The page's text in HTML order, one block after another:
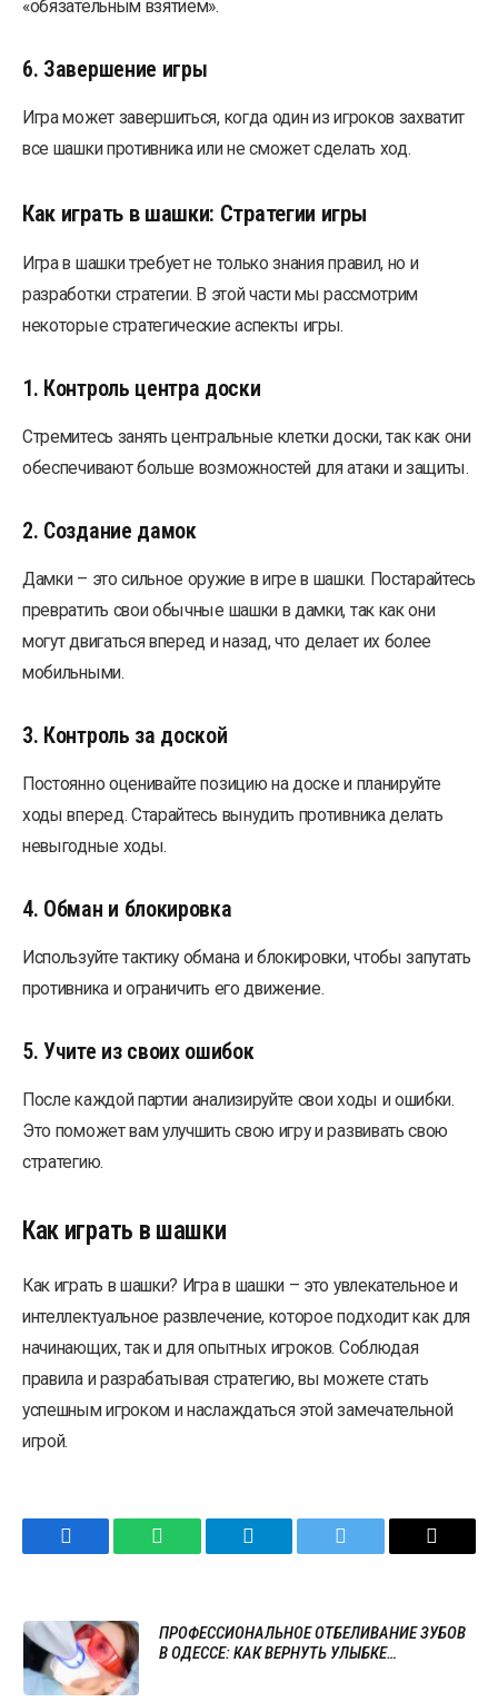
«обязательным взятием».
6. Завершение игры
Игра может завершиться, когда один из игроков захватит
все шашки противника или не сможет сделать ход.
Как играть в шашки: Стратегии игры
Игра в шашки требует не только знания правил, но и
разработки стратегии. В этой части мы рассмотрим
некоторые стратегические аспекты игры.
1. Контроль центра доски
Стремитесь занять центральные клетки доски, так как они
обеспечивают больше возможностей для атаки и защиты.
2. Создание дамок
Дамки – это сильное оружие в игре в шашки. Постарайтесь
превратить свои обычные шашки в дамки, так как они
могут двигаться вперед и назад, что делает их более
мобильными.
3. Контроль за доской
Постоянно оценивайте позицию на доске и планируйте
ходы вперед. Старайтесь вынудить противника делать
невыгодные ходы.
4. Обман и блокировка
Используйте тактику обмана и блокировки, чтобы запутать
противника и ограничить его движение.
5. Учите из своих ошибок
После каждой партии анализируйте свои ходы и ошибки.
Это поможет вам улучшить свою игру и развивать свою
стратегию.
Как играть в шашки
Как играть в шашки? Игра в шашки – это увлекательное и
интеллектуальное развлечение, которое подходит как для
начинающих, так и для опытных игроков. Соблюдая
правила и разрабатывая стратегию, вы можете стать
успешным игроком и наслаждаться этой замечательной
игрой.
Facebook WhatsApp Telegram Twitter Email
ПРОФЕССИОНАЛЬНОЕ ОТБЕЛИВАНИЕ ЗУБОВ
В ОДЕССЕ: КАК ВЕРНУТЬ УЛЫБКЕ